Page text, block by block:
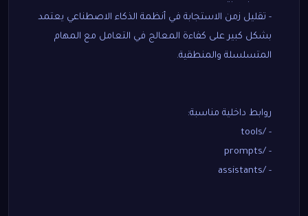
- تقليل زمن الاستجابة في أنظمة الذكاء الاصطناعي يعتمد
بشكل كبير على كفاءة المعالج في التعامل مع المهام
المتسلسلة والمنطقية.
روابط داخلية مناسبة:
- /tools
- /prompts
- /assistants